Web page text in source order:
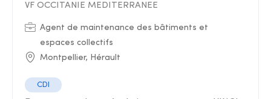
VF OCCITANIE MEDITERRANEE
Agent de maintenance des bâtiments et
espaces collectifs
Montpellier, Hérault
CDI